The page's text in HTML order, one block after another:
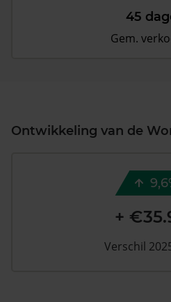
45
Gem.
Ontwikkeling van de
+
Verschil